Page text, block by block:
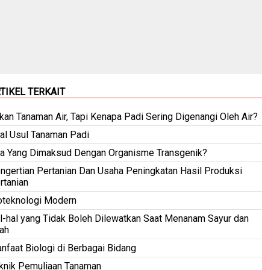
TERKAIT
Tanaman Air, Tapi Kenapa Padi Sering Digenangi Oleh Air?
Usul Tanaman Padi
Yang Dimaksud Dengan Organisme Transgenik?
Pertanian Dan Usaha Peningkatan Hasil Produksi
Modern
hal yang Tidak Boleh Dilewatkan Saat Menanam Sayur dan
Biologi di Berbagai Bidang
Pemuliaan Tanaman